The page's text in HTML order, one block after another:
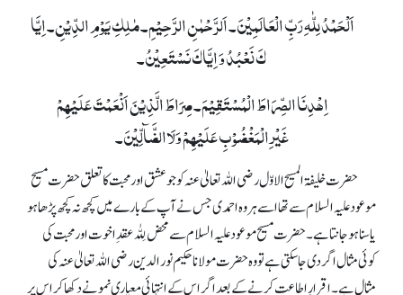
اَلْحَمْدُ لِلّٰہِ رَبِّ الْعَالَمِیْنَ۔ اَلرَّحْمٰنِ الرَّحِیْمِ۔ مٰلِکِ یَوْمِ الدِّیْنِ۔ اِیَّا
کَ نَعْبُدُ وَ اِیَّاکَ نَسْتَعِیْنُ۔
اِھْدِنَا الصِّرَاطَ الْمُسْتَقِیْمَ۔ صِرَاطَ الَّذِیْنَ اَنْعَمْتَ عَلَیْھِمْ
غَیْرِالْمَغْضُوْبِ عَلَیْھِمْ وَلَاالضَّآلِّیْنَ۔
حضرت خلیفۃ المسیح الاوّل رضی اللہ تعالیٰ عنہ کو جو عشق اور محبت کا تعلق حضرت مسیح
موعود علیہ السلام سے تھا اسے ہر وہ احمدی جس نے آپ کے بارے میں کچھ نہ کچھ پڑھا ہو
یا سنا ہو جانتا ہے۔ حضرت مسیح موعود علیہ السلام سے محض لِلّٰہ عقدِ اخوت اور محبت کی
کوئی مثال اگر دی جا سکتی ہے تو وہ حضرت مولانا حکیم نور الدین رضی اللہ تعالیٰ عنہ کی
مثال ہے۔ اقرارِ اطاعت کرنے کے بعد اگر اس کے انتہائی معیاری نمونے دکھا کر اس پر